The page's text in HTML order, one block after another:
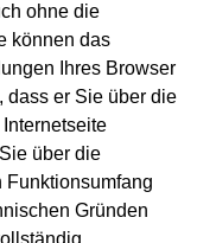
ohne die
können das
Ihres Browser
dass er Sie über die
über die
Gründen